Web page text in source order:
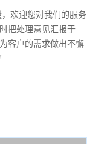
欢迎您对我们的服务
把处理意见汇报于
客户的需求做出不懈